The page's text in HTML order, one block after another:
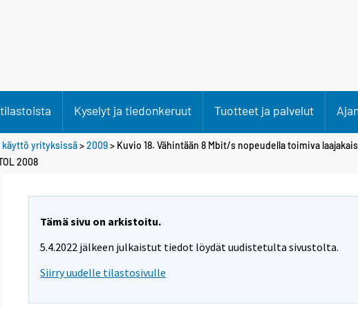
Kyselyt ja tiedonkeruut Tuotteet ja palvelut
yrityksissä>2009> Kuvio 18. Vähintään 8 Mbit/s nopeudella toimiva
2008
Tämä sivu on arkistoitu.
5.4.2022 jälkeen julkaistut tiedot löydät uudistetulta sivustolta.
Siirry uudelle tilastosivulle